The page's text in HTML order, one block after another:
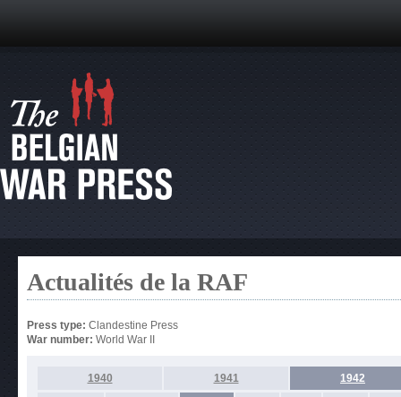
Actualités de la RAF
Press type: Clandestine Press
War number: World War II
1940 1941 1942